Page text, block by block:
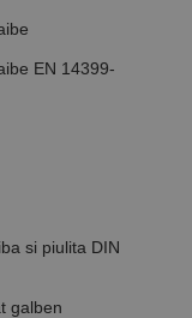
EN 14399-
si piulita DIN
galben